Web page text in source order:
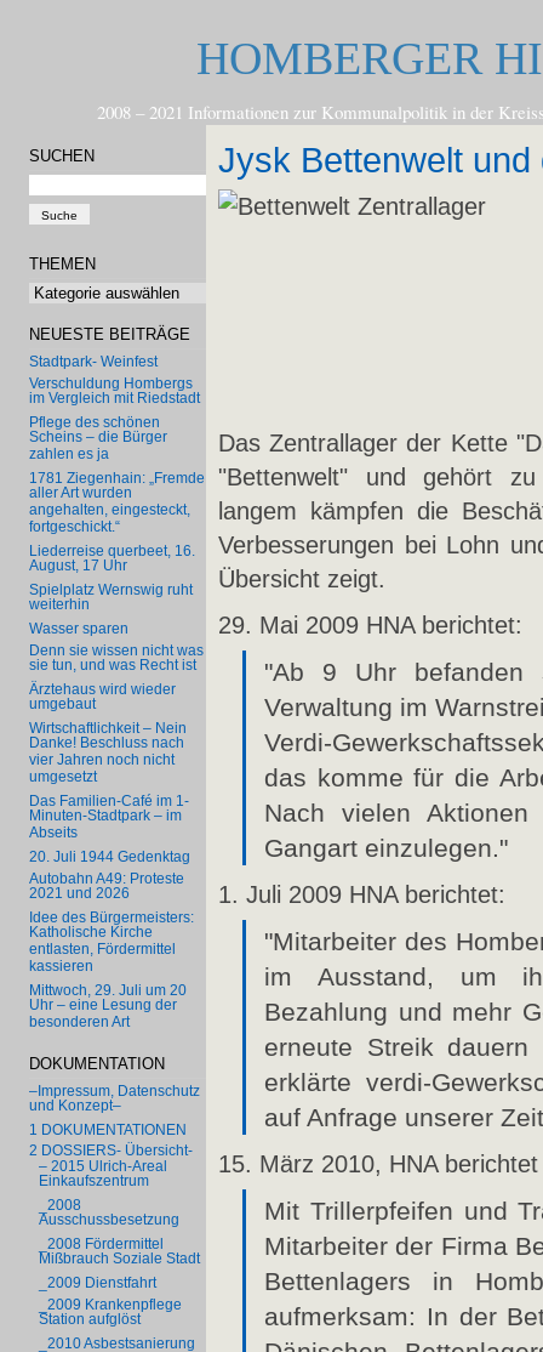
HOMBERGER
2008 – 2021 Informationen zur Kommunalpolitik in der
SUCHEN
THEMEN
Themen
NEUESTE BEITRÄGE
Stadtpark- Weinfest
Verschuldung Hombergs
im Vergleich mit Riedstadt
Pflege des schönen
Scheins – die Bürger
zahlen es ja
1781 Ziegenhain: „Fremde
aller Art wurden
angehalten, eingesteckt,
fortgeschickt.“
Liederreise querbeet, 16.
August, 17 Uhr
Spielplatz Wernswig ruht
weiterhin
Wasser sparen
Denn sie wissen nicht was
sie tun, und was Recht ist
Ärztehaus wird wieder
umgebaut
Wirtschaftlichkeit – Nein
Danke! Beschluss nach
vier Jahren noch nicht
umgesetzt
Das Familien-Café im 1-
Minuten-Stadtpark – im
Abseits
20. Juli 1944 Gedenktag
Autobahn A49: Proteste
2021 und 2026
Idee des Bürgermeisters:
Katholische Kirche
entlasten, Fördermittel
kassieren
Mittwoch, 29. Juli um 20
Uhr – eine Lesung der
besonderen Art
DOKUMENTATION
–Impressum, Datenschutz
und Konzept–
1 DOKUMENTATIONEN
2 DOSSIERS- Übersicht-
– 2015 Ulrich-Areal
Einkaufszentrum
_2008
Ausschussbesetzung
_2008 Fördermittel
Mißbrauch Soziale Stadt
_2009 Dienstfahrt
_2009 Krankenpflege
Station aufglöst
_2010 Asbestsanierung
Jysk Bettenwelt und
Das Zentrallager der Kette
"Bettenwelt" und gehört
langem kämpfen die
Verbesserungen bei Lohn
Übersicht zeigt.
29. Mai 2009 HNA berichtet:
"Ab 9 Uhr befanden
Verwaltung im
Verdi-
das komme für die
Nach vielen
Gangart einzulegen."
1. Juli 2009 HNA berichtet:
"Mitarbeiter des
im Ausstand, um
Bezahlung und mehr
erneute Streik
erklärte verdi-
auf Anfrage unserer
15. März 2010, HNA berichtet
Mit Trillerpfeifen und
Mitarbeiter der Firma
Bettenlagers in
aufmerksam: In der